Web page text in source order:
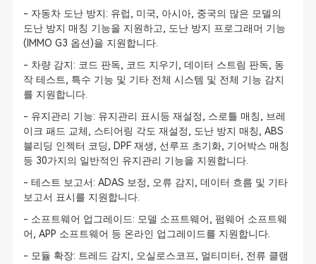
- 자동차 도난 방지: 유럽, 미국, 아시아, 중국의 많은 모델의
도난 방지 매칭 기능을 지원하고, 도난 방지 프로그래머 기능
(IMMO G3 옵션)을 지원합니다.
- 차량 감지: 코드 판독, 코드 지우기, 데이터 스트림 판독, 동
작 테스트, 특수 기능 및 기타 전체 시스템 및 전체 기능 감지
를 지원합니다.
- 유지관리 기능: 유지관리 표시등 재설정, 스로틀 매칭, 브레
이크 패드 교체, 스티어링 각도 재설정, 도난 방지 매칭, ABS
블리딩 인젝터 코딩, DPF 재생, 선루프 초기화, 기어박스 매칭
등 30가지의 일반적인 유지관리 기능을 지원합니다.
- 테스트 보고서: ADAS 보정, 오류 감지, 데이터 흐름 및 기타
보고서 표시를 지원합니다.
- 소프트웨어 업그레이드: 모델 소프트웨어, 펌웨어 소프트웨
어, APP 소프트웨어 등 온라인 업그레이드를 지원합니다.
- 모듈 확장: 트레드 감지, 오실로스코프, 멀티미터, 전류 클램